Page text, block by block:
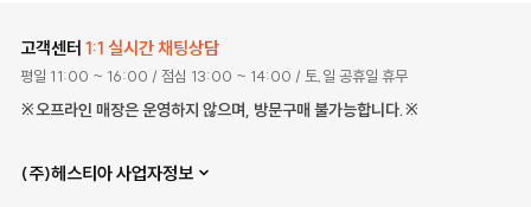
고객센터 1:1 실시간 채팅상담
평일 11:00 ~ 16:00 / 점심 13:00 ~ 14:00 / 토,일 공휴일 휴무
※오프라인 매장은 운영하지 않으며, 방문구매 불가능합니다.※
(주)헤스티아 사업자정보